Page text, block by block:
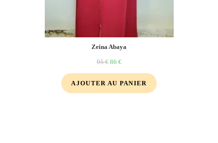
Zeina Abaya
95€ 86 €
AJOUTER AU PANIER